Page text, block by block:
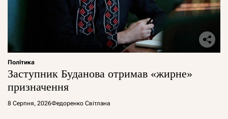
Політика
Заступник Буданова отримав «жирне»
призначення
8 Серпня, 2026Федоренко Світлана